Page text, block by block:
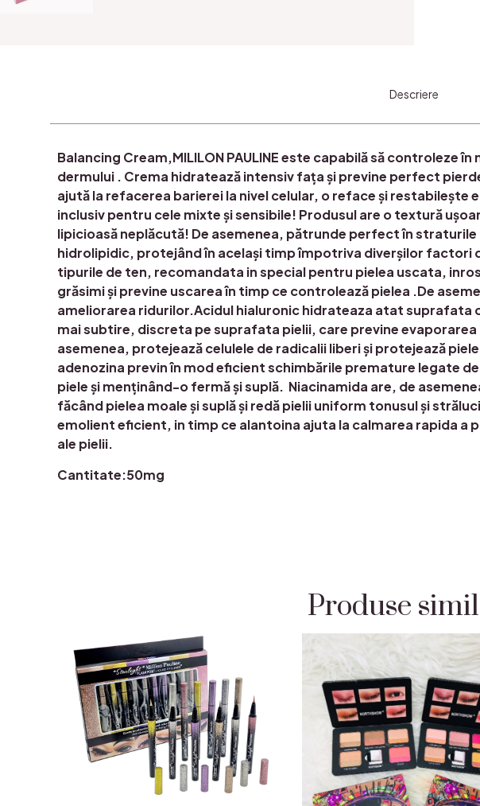
Descriere
Balancing Cream,MILILON PAULINE este capabilă să controleze
dermului . Crema hidratează intensiv fața și previne perfect
ajută la refacerea barierei la nivel celular, o reface și
inclusiv pentru cele mixte și sensibile! Produsul are o textură
lipicioasă neplăcută! De asemenea, pătrunde perfect în
hidrolipidic, protejând în același timp împotriva diverșilor
tipurile de ten, recomandata in special pentru pielea uscata,
grăsimi și previne uscarea în timp ce controlează pielea .De
ameliorarea ridurilor.Acidul hialuronic hidrateaza atat suprafata
mai subtire, discreta pe suprafata pielii, care previne
asemenea, protejează celulele de radicalii liberi și protejează
adenozina previn în mod eficient schimbările premature legate
piele și menținând-o fermă și suplă. Niacinamida are, de
făcând pielea moale și suplă și redă pielii uniform tonusul și
emolient eficient, in timp ce alantoina ajuta la calmarea rapida a
ale pielii.
Cantitate:50mg
Produse